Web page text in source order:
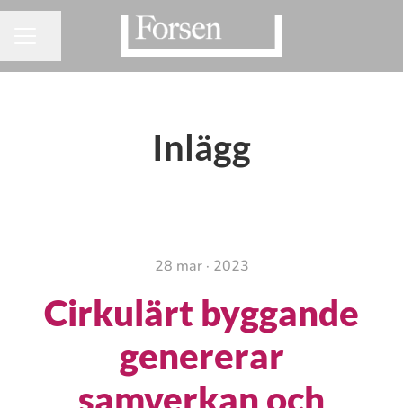
Inlägg
28 mar · 2023
Cirkulärt byggande
genererar
samverkan och